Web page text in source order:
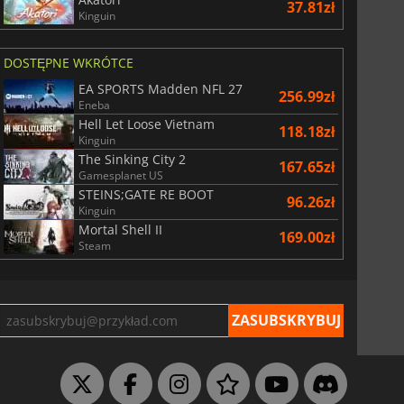
Kinguin 37.81zł
DOSTĘPNE WKRÓTCE
EA SPORTS Madden NFL 27
Eneba 256.99zł
Hell Let Loose Vietnam
Kinguin 118.18zł
The Sinking City 2
Gamesplanet US 167.65zł
STEINS;GATE RE BOOT
Kinguin 96.26zł
Mortal Shell II
Steam 169.00zł